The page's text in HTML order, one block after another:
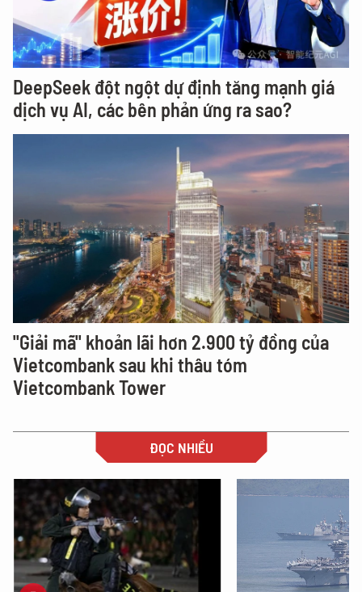
DeepSeek đột ngột dự định tăng mạnh giá
dịch vụ AI, các bên phản ứng ra sao?
"Giải mã" khoản lãi hơn 2.900 tỷ đồng của
Vietcombank sau khi thâu tóm
Vietcombank Tower
ĐỌC NHIỀU